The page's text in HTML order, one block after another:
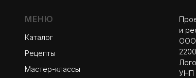
МЕНЮ
Каталог
Рецепты
Мастер-классы
и
ООО
УНП